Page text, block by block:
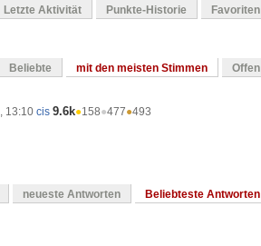
Letzte Aktivität Punkte-Historie Favoriten
Beliebte mit den meisten Stimmen Offen
13:10 cis 9.6k●158●477●493
neueste Antworten Beliebteste Antworten